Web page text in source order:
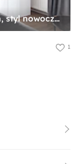
Salon z cegłą i butelkową zielenią - Salon, styl nowoczesny - zdjęcie od Wydział Spraw Wewnętrznych
1